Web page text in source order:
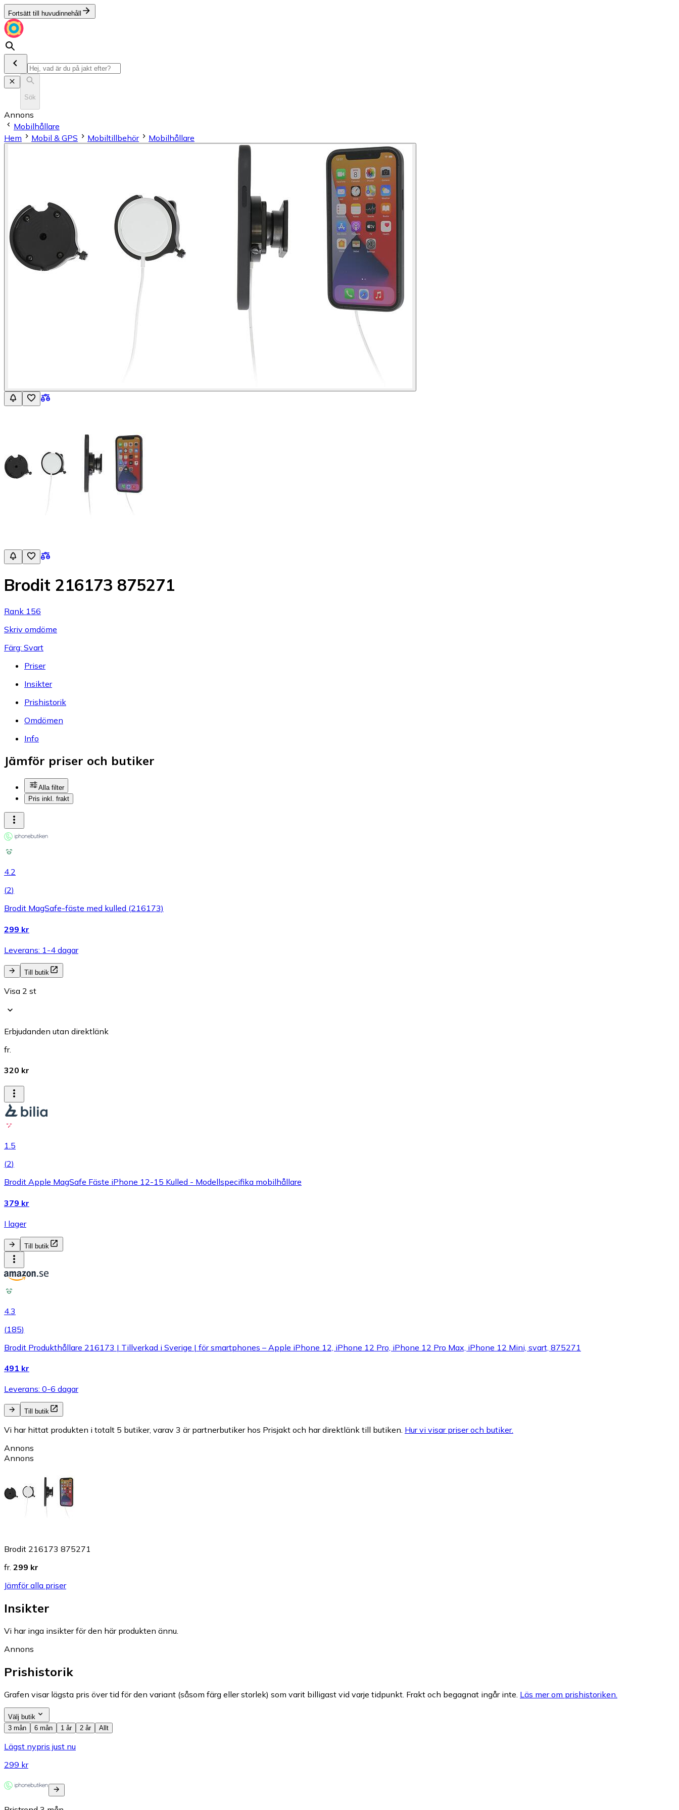
Fortsätt till huvudinnehåll
Sök
Annons
Mobilhållare
Hem
Mobil & GPS Mobiltillbehör Mobilhållare
Brodit 216173 875271
Rank 156
Skriv omdöme
Färg: Svart
Priser
Insikter
Prishistorik
Omdömen
Info
Jämför priser och butiker
Alla filter
Pris inkl. frakt
4.2
(2)
Brodit MagSafe-fäste med kulled (216173)
299 kr
Leverans: 1-4 dagar
Till butik
Visa 2 st
Erbjudanden utan direktlänk
fr.
320 kr
1.5
(2)
Brodit Apple MagSafe Fäste iPhone 12-15 Kulled - Modellspecifika mobilhållare
379 kr
I lager
Till butik
4.3
(185)
Brodit Produkthållare 216173 | Tillverkad i Sverige | för smartphones – Apple iPhone 12, iPhone 12 Pro, iPhone 12 Pro Max, iPhone 12 Mini, svart, 875271
491 kr
Leverans: 0-6 dagar
Till butik
Vi har hittat produkten i totalt 5 butiker, varav 3 är partnerbutiker hos Prisjakt och har direktlänk till butiken. Hur vi visar priser och butiker.
Annons
Annons
Brodit 216173 875271
fr. 299 kr
Jämför alla priser
Insikter
Vi har inga insikter för den här produkten ännu.
Annons
Prishistorik
Grafen visar lägsta pris över tid för den variant (såsom färg eller storlek) som varit billigast vid varje tidpunkt. Frakt och begagnat ingår inte. Läs mer om prishistoriken.
Välj butik
3 mån
6 mån 1 år 2 år Allt
Lägst nypris just nu
299 kr